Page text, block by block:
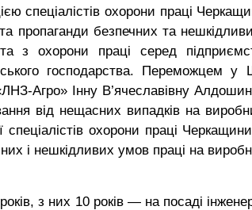
спеціалістів охорони праці
пропаганди безпечних та
з охорони праці серед
господарства. Переможцем у
Агро» Інну В’ячеславівну
від нещасних випадків на
спеціалістів охорони праці
і нешкідливих умов праці на
з них 10 років — на посаді